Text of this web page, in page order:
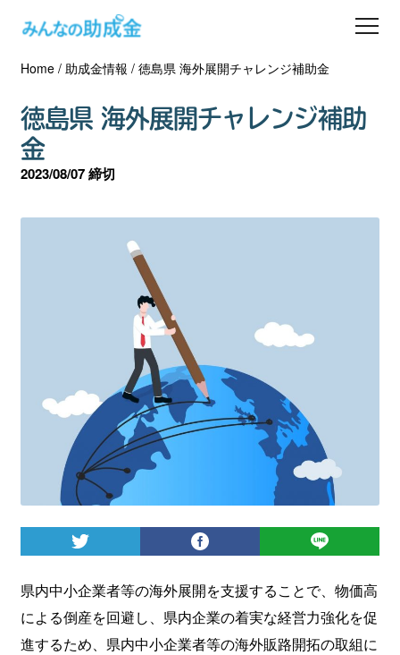
助成金を探す
士業の方へ
助成金コラム
会員登録
ログイン
Home/ 助成金情報 / 徳島県 海外展開チャレンジ補助金
徳島県 海外展開チャレンジ補助
金
2023/08/07 締切
県内中小企業者等の海外展開を支援することで、物価高
による倒産を回避し、県内企業の着実な経営力強化を促
進するため、県内中小企業者等の海外販路開拓の取組に